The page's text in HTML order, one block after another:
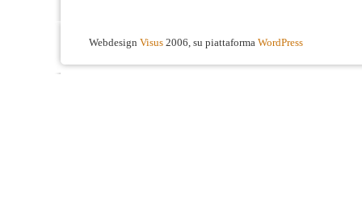
Webdesign Visus 2006, su piattaforma WordPress